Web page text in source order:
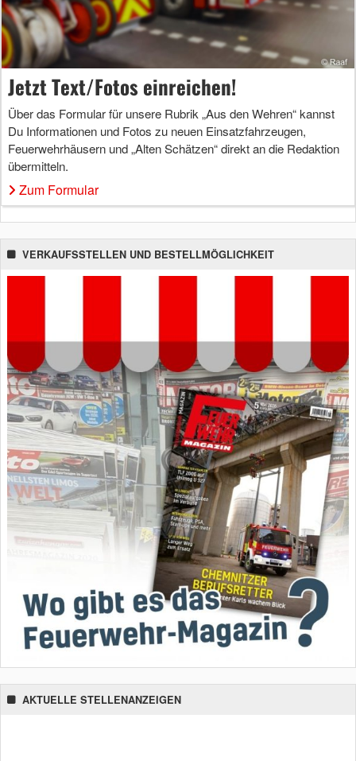
Jetzt Text/Fotos einreichen!
Über das Formular für unsere Rubrik „Aus den Wehren“ kannst
Du Informationen und Fotos zu neuen Einsatzfahrzeugen,
Feuerwehrhäusern und „Alten Schätzen“ direkt an die Redaktion
übermitteln.
Zum Formular
VERKAUFSSTELLEN UND BESTELLMÖGLICHKEIT
AKTUELLE STELLENANZEIGEN